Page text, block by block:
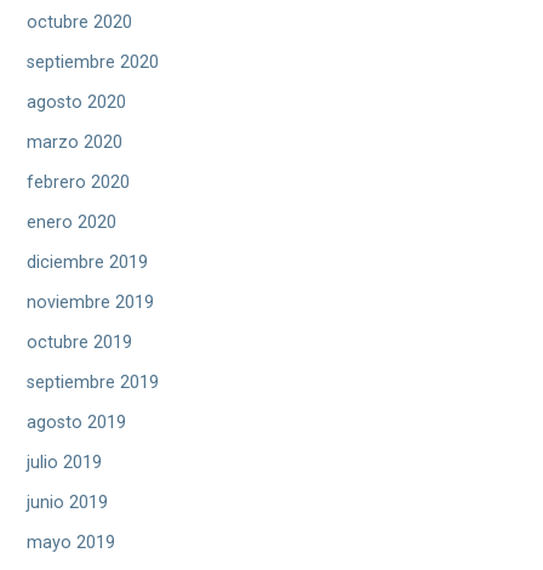
octubre 2020
septiembre 2020
agosto 2020
marzo 2020
febrero 2020
enero 2020
diciembre 2019
noviembre 2019
octubre 2019
septiembre 2019
agosto 2019
julio 2019
junio 2019
mayo 2019